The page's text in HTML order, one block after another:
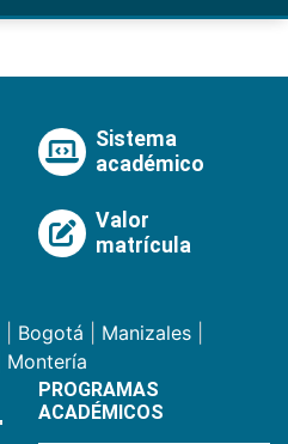
Sistema
académico
Valor
matrícula
Bogotá Manizales
Montería
PROGRAMAS
ACADÉMICOS